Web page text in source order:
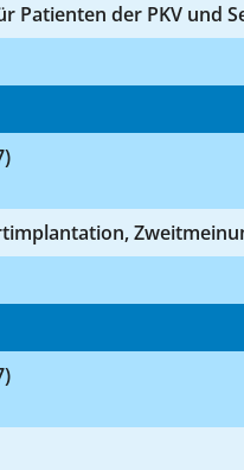
Patienten der PKV und